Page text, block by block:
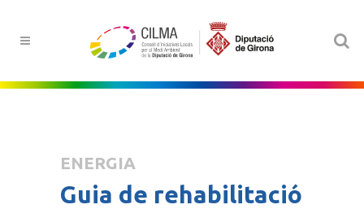
ENERGIA
Guia de rehabilitació